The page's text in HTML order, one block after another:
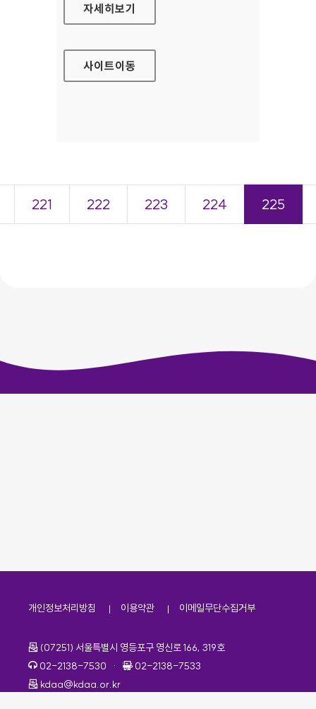
국립목포병원 홈페이지
자세히보기
사이트이동
221 222 223 224 225
개인정보처리방침 이용약관 이메일무단수집거부
주소
(07251) 서울특별시 영등포구 영신로 166, 319호
전화번호
02-2138-7530 · 팩스번호
02-2138-7533
이메일
kdaa@kdaa.or.kr